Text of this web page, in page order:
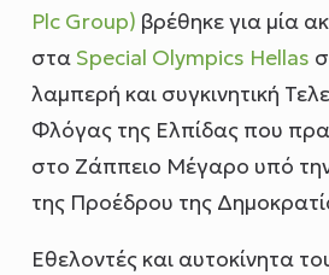
Plc Group) βρέθηκε για μία
στα Special Olympics Hellas
λαμπερή και συγκινητική
Φλόγας της Ελπίδας που
στο Ζάππειο Μέγαρο υπό την
της Προέδρου της
Εθελοντές και αυτοκίνητα